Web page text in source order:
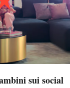
sui social